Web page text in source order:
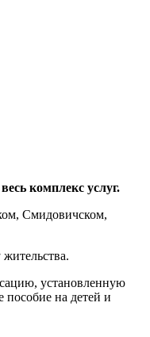
комплекс услуг.
Смидовичском,
установленную
на детей и